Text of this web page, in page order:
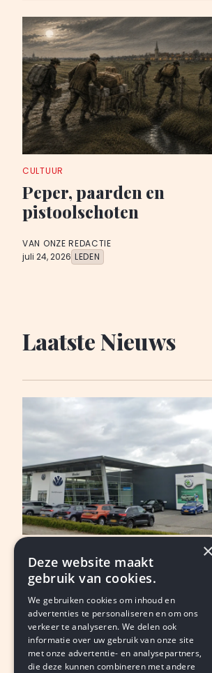
CULTUUR
Peper, paarden en
pistoolschoten
VAN ONZE REDACTIE
juli 24, 2026 LEDEN
Laatste Nieuws
Autobedrijf Wealer: 207
miljoen omzet en meer
winst
PETER EBERSON
augustus 7, 2026 LEDEN
×
Deze website maakt
gebruik van cookies.
We gebruiken cookies om inhoud en
advertenties te personaliseren en om ons
verkeer te analyseren. We delen ook
informatie over uw gebruik van onze site
met onze advertentie- en analysepartners,
die deze kunnen combineren met andere